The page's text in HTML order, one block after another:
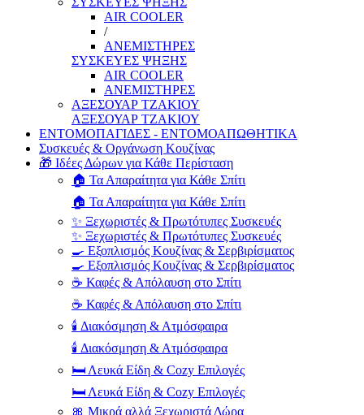
AIR COOLER
/
ΑΝΕΜΙΣΤΗΡΕΣ
ΣΥΣΚΕΥΕΣ ΨΗΞΗΣ
AIR COOLER
ΑΝΕΜΙΣΤΗΡΕΣ
ΑΞΕΣΟΥΑΡ ΤΖΑΚΙΟΥ
ΑΞΕΣΟΥΑΡ ΤΖΑΚΙΟΥ
ΕΝΤΟΜΟΠΑΓΙΔΕΣ - ΕΝΤΟΜΟΑΠΩΘΗΤΙΚΑ
Συσκευές & Οργάνωση Κουζίνας
🎁 Ιδέες Δώρων για Κάθε Περίσταση
🏠 Τα Απαραίτητα για Κάθε Σπίτι
🏠 Τα Απαραίτητα για Κάθε Σπίτι
✨ Ξεχωριστές & Πρωτότυπες Συσκευές
✨ Ξεχωριστές & Πρωτότυπες Συσκευές
🍳 Εξοπλισμός Κουζίνας & Σερβιρίσματος
🍳 Εξοπλισμός Κουζίνας & Σερβιρίσματος
☕ Καφές & Απόλαυση στο Σπίτι
☕ Καφές & Απόλαυση στο Σπίτι
🕯️ Διακόσμηση & Ατμόσφαιρα
🕯️ Διακόσμηση & Ατμόσφαιρα
🛏️ Λευκά Είδη & Cozy Επιλογές
🛏️ Λευκά Είδη & Cozy Επιλογές
🎀 Μικρά αλλά Ξεχωριστά Δώρα